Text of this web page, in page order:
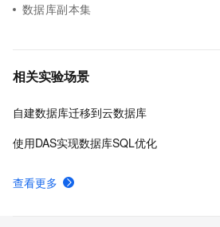
数据库副本集
相关实验场景
自建数据库迁移到云数据库
使用DAS实现数据库SQL优化
查看更多